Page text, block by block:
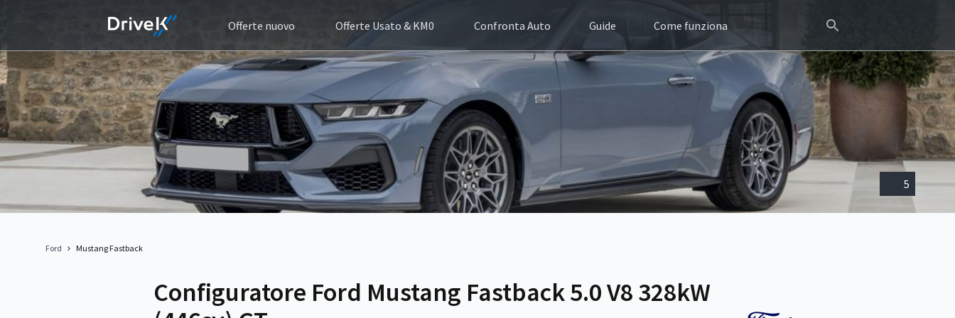
Offerte nuovo Offerte Usato & KM0 Confronta Auto Guide Come funziona
5
Ford Mustang Fastback
Configuratore Ford Mustang Fastback 5.0 V8 328kW